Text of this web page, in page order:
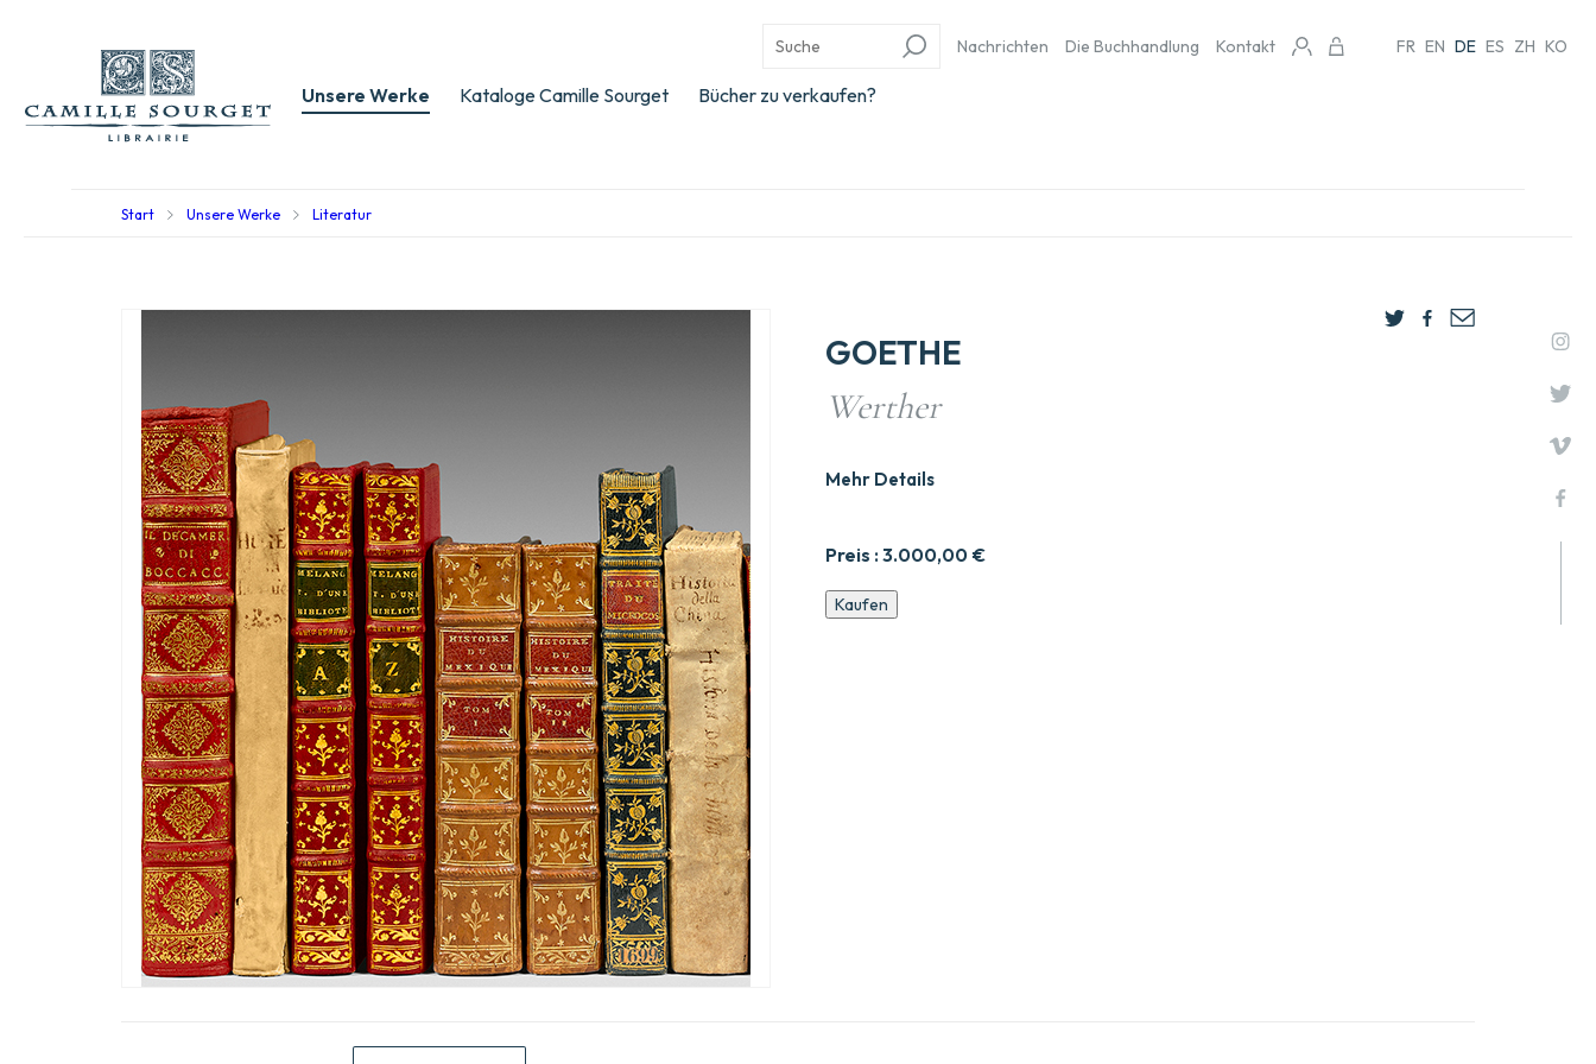
Unsere Werke Kataloge Camille Sourget Bücher zu verkaufen?
Nachrichten Die Buchhandlung Kontakt FR EN DE ES ZH KO
Start Unsere Werke Literatur
GOETHE
Werther
Preis :3.000,00 €
Mehr Details
Werther
Menge
Kaufen